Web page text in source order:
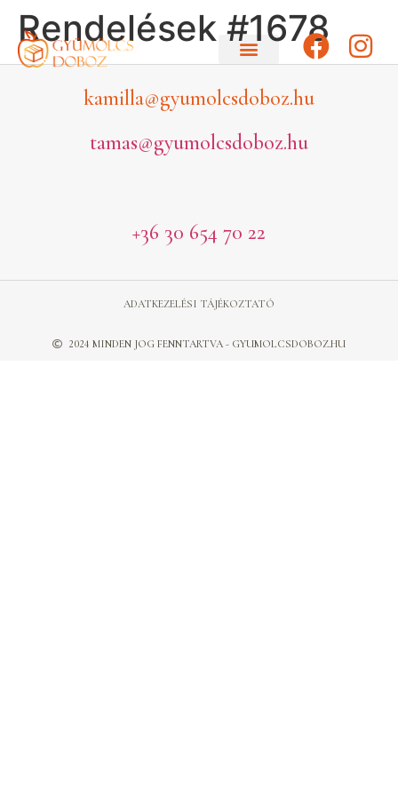
Rendelések #1678
kamilla@gyumolcsdoboz.hu
tamas@gyumolcsdoboz.hu
+36 30 654 70 22
2024 MINDEN JOG FENNTARTVA - GYUMOLCSDOBOZ.HU
ADATKEZELÉSI TÁJÉKOZTATÓ